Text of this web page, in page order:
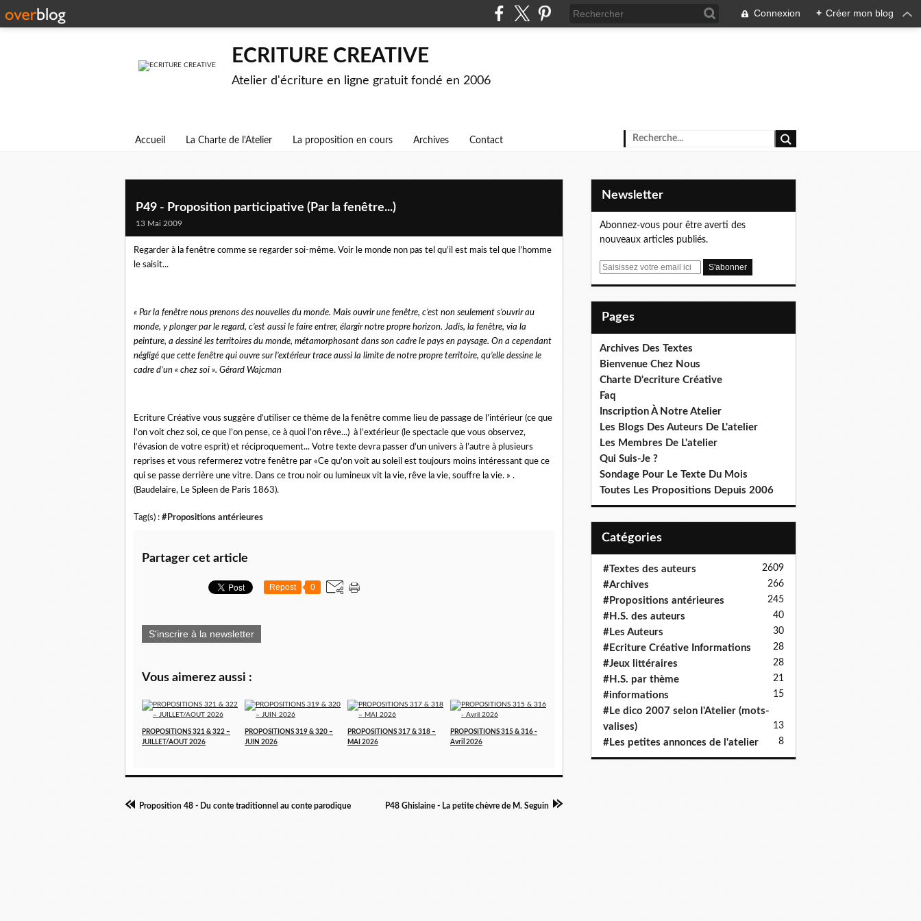
Connexion + Créer mon blog
ECRITURE CREATIVE
Atelier d'écriture en ligne gratuit fondé en 2006
Accueil La Charte de l'Atelier La proposition en cours Archives Contact
P49 - Proposition participative (Par la fenêtre...)
13 Mai 2009
Regarder à la fenêtre comme se regarder soi-même. Voir le monde non pas tel qu’il est mais tel que l’homme
le saisit...
« Par la fenêtre nous prenons des nouvelles du monde. Mais ouvrir une fenêtre, c’est non seulement s’ouvrir au
monde, y plonger par le regard, c’est aussi le faire entrer, élargir notre propre horizon. Jadis, la fenêtre, via la
peinture, a dessiné les territoires du monde, métamorphosant dans son cadre le pays en paysage. On a cependant
négligé que cette fenêtre qui ouvre sur l’extérieur trace aussi la limite de notre propre territoire, qu’elle dessine le
cadre d’un « chez soi ». Gérard Wajcman
Ecriture Créative vous suggère d’utiliser ce thème de la fenêtre comme lieu de passage de l’intérieur (ce que
l’on voit chez soi, ce que l’on pense, ce à quoi l’on rêve...) à l’extérieur (le spectacle que vous observez,
l’évasion de votre esprit) et réciproquement... Votre texte devra passer d’un univers à l’autre à plusieurs
reprises et vous refermerez votre fenêtre par «Ce qu'on voit au soleil est toujours moins intéressant que ce
qui se passe derrière une vitre. Dans ce trou noir ou lumineux vit la vie, rêve la vie, souffre la vie. » .
(Baudelaire, Le Spleen de Paris 1863).
Tag(s) : #Propositions antérieures
Partager cet article
Repost 0
S'inscrire à la newsletter
Vous aimerez aussi :
PROPOSITIONS 321 & 322 –
JUILLET/AOUT 2026
PROPOSITIONS 319 & 320 –
JUIN 2026
PROPOSITIONS 317 & 318 –
MAI 2026
PROPOSITIONS 315 & 316 -
Avril 2026
Proposition 48 - Du conte traditionnel au conte parodique P48 Ghislaine - La petite chèvre de M. Seguin
Newsletter
Abonnez-vous pour être averti des
nouveaux articles publiés.
E
Pages
Archives Des Textes
Bienvenue Chez Nous
Charte D'ecriture Créative
Faq
Inscription À Notre Atelier
Les Blogs Des Auteurs De L'atelier
Les Membres De L'atelier
Qui Suis-Je ?
Sondage Pour Le Texte Du Mois
Toutes Les Propositions Depuis 2006
Catégories
#Textes des auteurs 2609
#Archives 266
#Propositions antérieures 245
#H.S. des auteurs 40
#Les Auteurs 30
#Ecriture Créative Informations 28
#Jeux littéraires 28
#H.S. par thème 21
#informations 15
#Le dico 2007 selon l'Atelier (mots-
valises)
13
#Les petites annonces de l'atelier 8